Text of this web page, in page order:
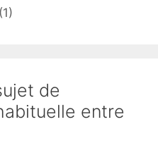
de
entre